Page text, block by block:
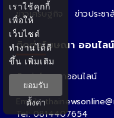
ข่าวเศรษฐกิจ
ข่าวประช
ติดต่อโฆษณา ออนไลน์
ติดต่อโฆษณาออนไลน์
คุณอ้อ
Email :
Tel: 0814407654
เราใช้คุกกี้
เพื่อให้
เว็บไซต์
ทำงานได้ดี
ขึ้น เพิ่มเติม
ยอมรับ
ตั้งค่า